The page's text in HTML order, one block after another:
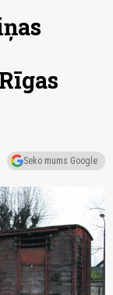
Seko mums Google